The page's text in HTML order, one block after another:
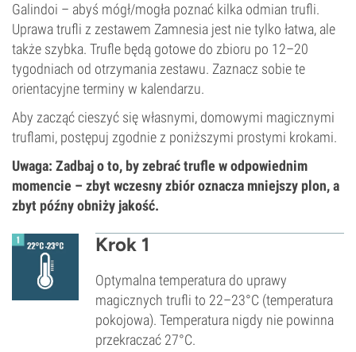
Galindoi – abyś mógł/mogła poznać kilka odmian trufli.
Uprawa trufli z zestawem Zamnesia jest nie tylko łatwa, ale
także szybka. Trufle będą gotowe do zbioru po 12–20
tygodniach od otrzymania zestawu. Zaznacz sobie te
orientacyjne terminy w kalendarzu.
Aby zacząć cieszyć się własnymi, domowymi magicznymi
truflami, postępuj zgodnie z poniższymi prostymi krokami.
Uwaga: Zadbaj o to, by zebrać trufle w odpowiednim
momencie – zbyt wczesny zbiór oznacza mniejszy plon, a
zbyt późny obniży jakość.
Krok 1
Optymalna temperatura do uprawy
magicznych trufli to 22–23°C (temperatura
pokojowa). Temperatura nigdy nie powinna
przekraczać 27°C.